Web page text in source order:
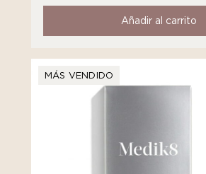
Añadir al carrito
MÁS VENDIDO